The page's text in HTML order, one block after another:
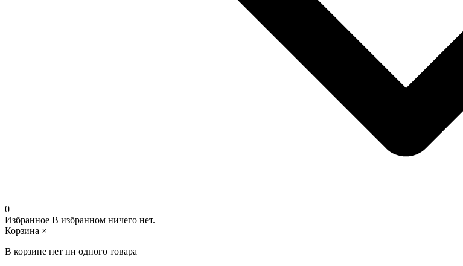
0
Избранное В избранном ничего нет.
Корзина ×
В корзине нет ни одного товара